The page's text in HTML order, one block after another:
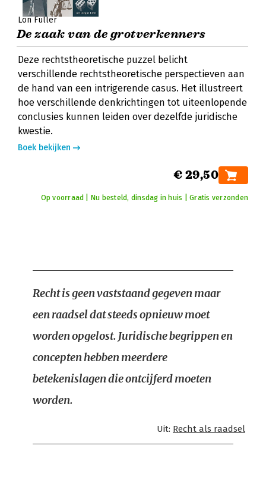
Lon Fuller
De zaak van de grotverkenners
Deze rechtstheoretische puzzel belicht
verschillende rechtstheoretische perspectieven aan
de hand van een intrigerende casus. Het illustreert
hoe verschillende denkrichtingen tot uiteenlopende
conclusies kunnen leiden over dezelfde juridische
kwestie.
Boek bekijken
€ 29,50
Op voorraad | Nu besteld, dinsdag in huis | Gratis verzonden
Recht is geen vaststaand gegeven maar
een raadsel dat steeds opnieuw moet
worden opgelost. Juridische begrippen en
concepten hebben meerdere
betekenislagen die ontcijferd moeten
worden.
Uit: Recht als raadsel